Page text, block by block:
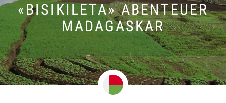
«BISIKILETA» ABENTEUER
MADAGASKAR
Nachname*